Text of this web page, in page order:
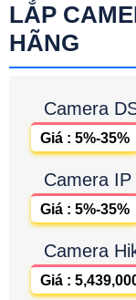
LẮP
HÃNG
Camera
Giá : 5%-35%
Camera
Giá : 5%-35%
Camera
Giá :